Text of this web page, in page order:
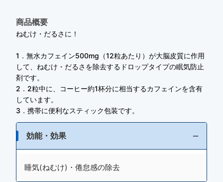
商品概要
ねむけ・だるさに！
1．無水カフェイン500mg（12粒あたり）が大脳皮質に作用
して、ねむけ・だるさを除去するドロップタイプの眠気防止
剤です。
2．2粒中に、コーヒー約1杯分に相当するカフェインを含有
しています。
3．携帯に便利なスティック包装です。
効能・効果
睡気(ねむけ)・倦怠感の除去